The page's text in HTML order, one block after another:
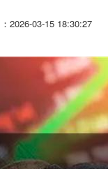
2026-03-15 18:30:27